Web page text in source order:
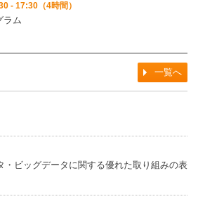
- 17:30（4時間）
ラム
一覧へ
・ビッグデータに関する優れた取り組みの表